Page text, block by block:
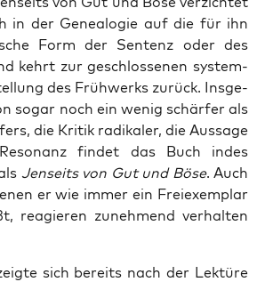
in der Genealo­gie auf die für ihn
Form der Sen­tenz oder des
kehrt zur geschlosse­nen sys­tem­
des Früh­w­erks zurück. Ins­ge­
sog­ar noch ein wenig schär­fer als
die Kri­tik radikaler, die Aus­sage
find­et das Buch indes
Jen­seits von Gut und Böse. Auch
er wie immer ein Freiex­em­plar
reagieren zunehmend ver­hal­ten
sich bere­its nach der Lek­türe